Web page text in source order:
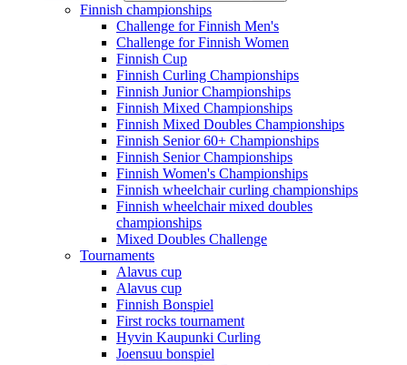
Finnish championships
Challenge for Finnish Men's
Challenge for Finnish Women
Finnish Cup
Finnish Curling Championships
Finnish Junior Championships
Finnish Mixed Championships
Finnish Mixed Doubles Championships
Finnish Senior 60+ Championships
Finnish Senior Championships
Finnish Women's Championships
Finnish wheelchair curling championships
Finnish wheelchair mixed doubles
championships
Mixed Doubles Challenge
Tournaments
Alavus cup
Alavus cup
Finnish Bonspiel
First rocks tournament
Hyvin Kaupunki Curling
Joensuu bonspiel